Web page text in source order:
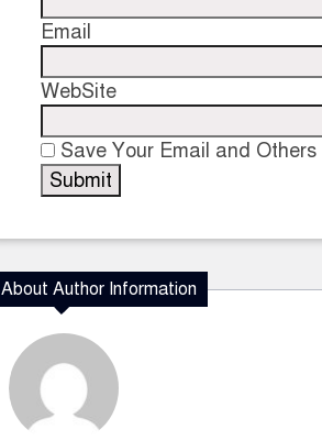
Email
WebSite
Save Your Email and
About Author Information